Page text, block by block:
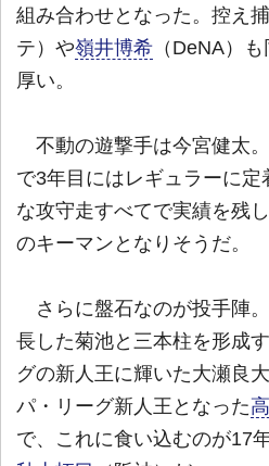
組み合わせとなった。控え
テ）や嶺井博希 （DeNA）
厚い。
不動の遊撃手は今宮健太
で3年目にはレギュラーに
な攻守走すべてで実績を残
のキーマンとなりそうだ。
さらに盤石なのが投手陣
長した菊池と三本柱を形成
グの新人王に輝いた大瀬良
パ・リーグ新人王となった
で、これに食い込むのが17